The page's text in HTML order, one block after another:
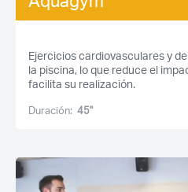
Ejercicios cardiovasculares y
la piscina, lo que reduce el
facilita su realización.
Duración: 45''